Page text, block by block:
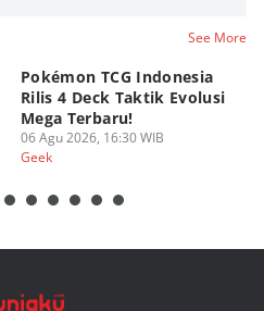
See More
Pokémon TCG Indonesia
Rilis 4 Deck Taktik Evolusi
Mega Terbaru!
06 Agu 2026, 16:30 WIB
Geek